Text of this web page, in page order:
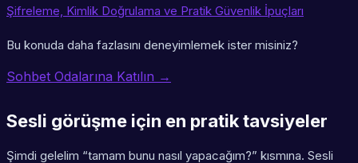
Şifreleme, Kimlik Doğrulama ve Pratik Güvenlik İpuçları
Bu konuda daha fazlasını deneyimlemek ister misiniz?
Sohbet Odalarına Katılın →
Sesli görüşme için en pratik tavsiyeler
Şimdi gelelim “tamam bunu nasıl yapacağım?” kısmına. Sesli